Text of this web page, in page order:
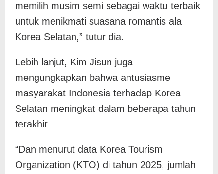
memilih musim semi sebagai waktu terbaik
untuk menikmati suasana romantis ala
Korea Selatan,” tutur dia.
Lebih lanjut, Kim Jisun juga
mengungkapkan bahwa antusiasme
masyarakat Indonesia terhadap Korea
Selatan meningkat dalam beberapa tahun
terakhir.
“Dan menurut data Korea Tourism
Organization (KTO) di tahun 2025, jumlah